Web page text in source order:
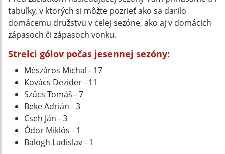
tabuľky, v ktorých si môžte pozrieť ako sa darilo
domácemu družstvu v celej sezóne, ako aj v domácich
zápasoch či zápasoch vonku.
Strelci gólov počas jesennej sezóny:
Mészáros Michal - 17
Kovács Dezider - 11
Szűcs Tomáš - 7
Beke Adrián - 3
Cseh Ján - 3
Ódor Miklós - 1
Balogh Ladislav - 1